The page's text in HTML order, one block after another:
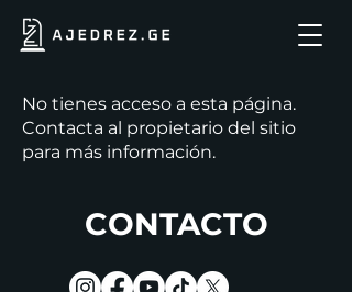
No tienes acceso a esta página.
Contacta al propietario del sitio
para más información.
CONTACTO